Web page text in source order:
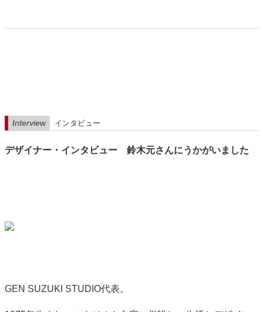
Interview インタビュー
デザイナー・インタビュー 鈴木元さんにうかがいました
GEN SUZUKI STUDIO代表。